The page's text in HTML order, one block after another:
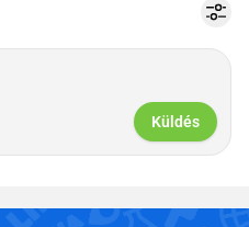
Küldés